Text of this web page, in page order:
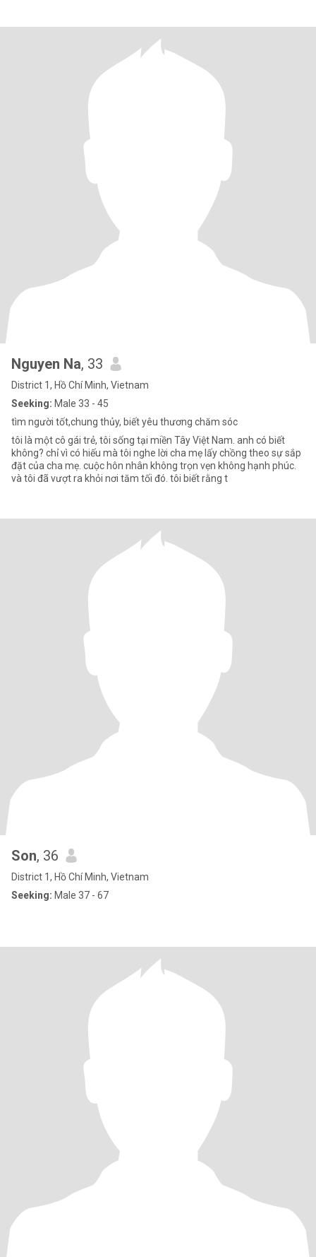
Nguyen Na, 33
District 1, Hồ Chí Minh, Vietnam
Seeking: Male 33 - 45
tìm người tốt,chung thủy, biết yêu thương chăm sóc
tôi là một cô gái trẻ, tôi sống tại miền Tây Việt Nam. anh có biết
không? chỉ vì có hiếu mà tôi nghe lời cha mẹ lấy chồng theo sự sắp
đặt của cha mẹ. cuộc hôn nhân không trọn vẹn không hạnh phúc.
và tôi đã vượt ra khỏi nơi tăm tối đó. tôi biết rằng t
Son, 36
District 1, Hồ Chí Minh, Vietnam
Seeking: Male 37 - 67